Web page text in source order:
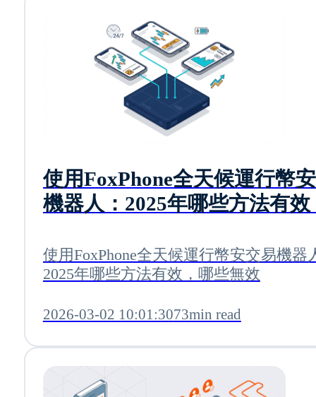
使用FoxPhone全天候運行幣
機器人：2025年哪些方法有效
使用FoxPhone全天候運行幣安交易機器
2025年哪些方法有效，哪些無效
2026-03-02 10:01:3073min read